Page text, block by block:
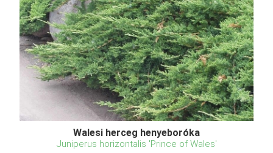
Walesi herceg henyeboróka
Juniperus horizontalis 'Prince of Wales'